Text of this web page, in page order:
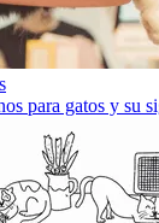
para gatos y su